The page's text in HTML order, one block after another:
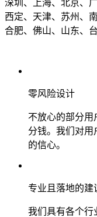
深圳、上海、北京、
西定、天津、苏州、
合肥、佛山、山东、
零风险设计
不放心的部分用
分钱。我们对用
的信心。
专业且落地的建
我们具有各个行